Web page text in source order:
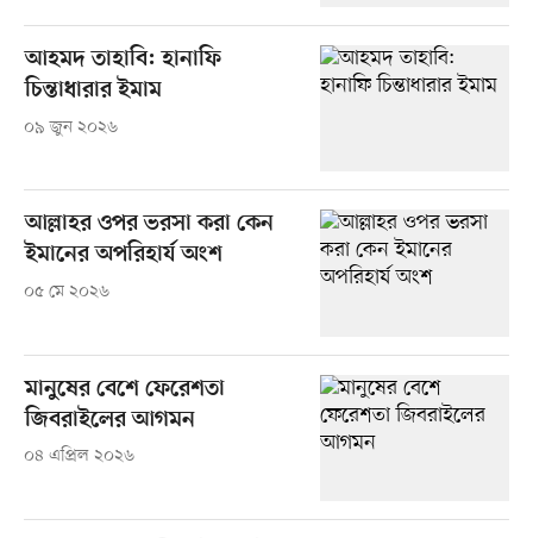
আহমদ তাহাবি: হানাফি
চিন্তাধারার ইমাম
০৯ জুন ২০২৬
আল্লাহর ওপর ভরসা করা কেন
ইমানের অপরিহার্য অংশ
০৫ মে ২০২৬
মানুষের বেশে ফেরেশতা
জিবরাইলের আগমন
০৪ এপ্রিল ২০২৬